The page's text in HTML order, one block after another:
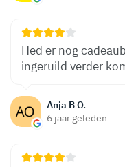
Anja B O.
6 jaar geleden
Hed er nog
ingeruild verder